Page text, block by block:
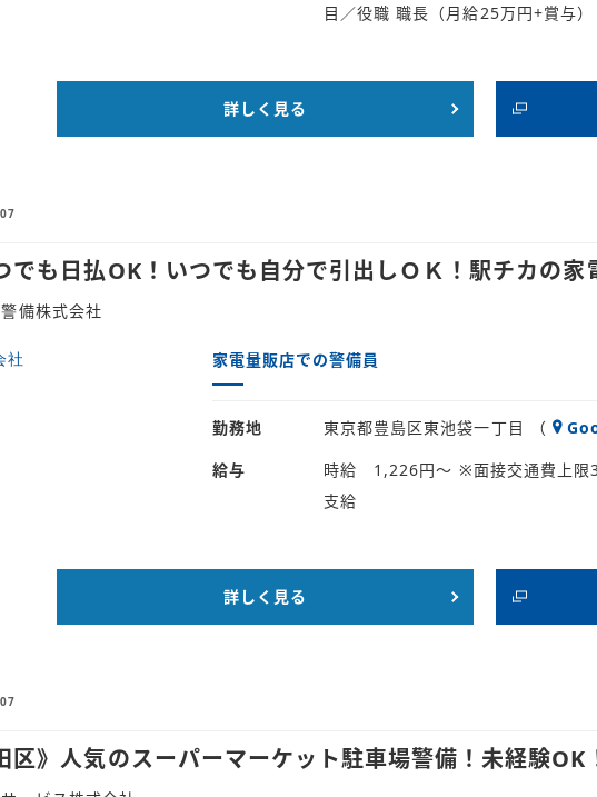
目／役職 職長（月給25万円+賞与
詳しく見る
でも日払OK！いつでも自分で引出しＯＫ！駅チカの家
備株式会社
家電量販店での警備員
勤務地 東京都豊島区東池袋一丁目 （
給与
時給 1,226円～ ※面接交通費上限
支給
詳しく見る
区》人気のスーパーマーケット駐車場警備！未経験OK